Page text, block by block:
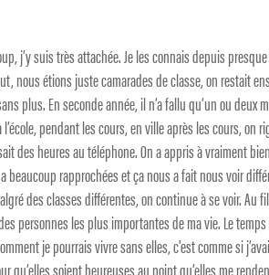
j’y suis très attachée. Je les connais depuis
nous étions juste camarades de classe, on restait
plus. En seconde année, il n’a fallu qu’un ou deux
pendant les cours, en ville après les cours, on
des heures au téléphone. On a appris à vraiment
beaucoup rapprochées et ça nous a fait nous voir
des classes différentes, on continue à se voir. Au
personnes les plus importantes de ma vie. Le
je pourrais vivre sans elles, c’est comme si
qu’elles soient heureuses au point qu’elles me